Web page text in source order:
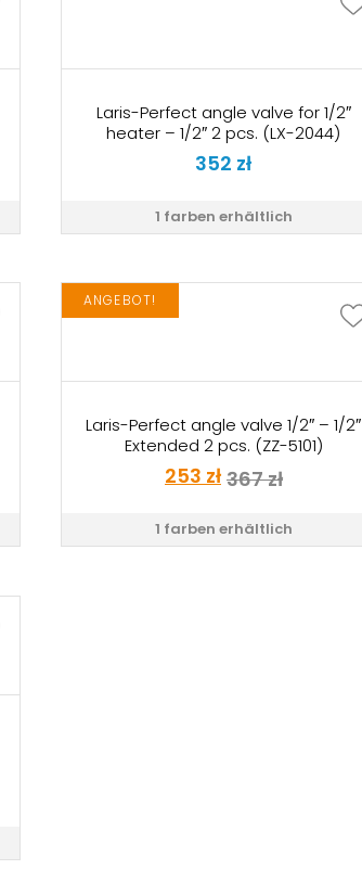
1 farben erhältlich
Laris-Perfect angle valve for 1/2″
heater – 1/2″ 2 pcs. (LX-2044)
352 zł
ANGEBOT!
1 farben erhältlich
Laris-Perfect angle valve 1/2″ – 1/2″
Extended 2 pcs. (ZZ-5101)
367zł
253 zł